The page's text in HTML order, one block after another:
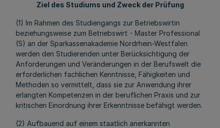
Ziel des Studiums und Zweck der Prüfung
(1) Im Rahmen des Studiengangs zur Betriebswirtin
beziehungsweise zum Betriebswirt - Master Professional
(S) an der Sparkassenakademie Nordrhein-Westfalen
werden den Studierenden unter Berücksichtigung der
Anforderungen und Veränderungen in der Berufswelt die
erforderlichen fachlichen Kenntnisse, Fähigkeiten und
Methoden so vermittelt, dass sie zur Anwendung ihrer
erlangten Kompetenzen in der beruflichen Praxis und zur
kritischen Einordnung ihrer Erkenntnisse befähigt werden.
(2) Aufbauend auf einem staatlich anerkannten